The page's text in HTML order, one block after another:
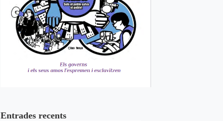
Entrades recents